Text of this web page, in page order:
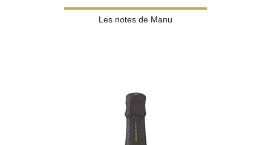
Les notes de Manu